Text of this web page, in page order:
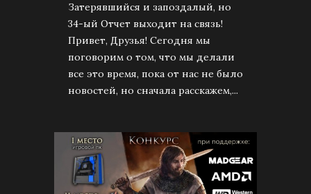
Затерявшийся и запоздалый, но
34-ый Отчет выходит на связь!
Привет, Друзья! Сегодня мы
поговорим о том, что мы делали
все это время, пока от нас не было
новостей, но сначала расскажем,...